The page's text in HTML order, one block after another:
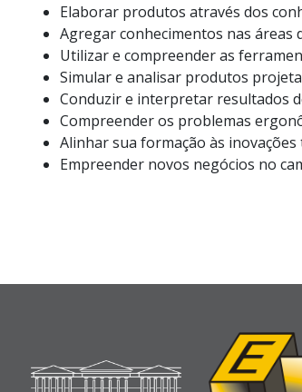
Elaborar produtos através dos
Agregar conhecimentos nas áreas
Utilizar e compreender as
Simular e analisar produtos
Conduzir e interpretar resultados
Compreender os problemas
Alinhar sua formação às
Empreender novos negócios no